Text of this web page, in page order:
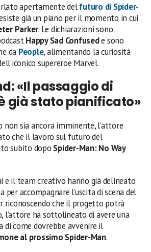
apertamente delfuturo di Spider-
già un piano per il momento in cui
Parker. Le dichiarazioni sono
Happy Sad Confusede sono
da People, alimentando la curiosità
supereroe Marvel.
«Il passaggio di
già stato pianificato»
non sia ancora imminente, l’attore
che il lavoro sul futuro del
subito dopo Spider-Man: No Way
e il team creativo hanno già delineato
per accompagnare l’uscita di scena del
riconoscendo che il progetto potrà
l’attore ha sottolineato di avere una
di come dovrebbe avvenire il
al prossimo Spider-Man.